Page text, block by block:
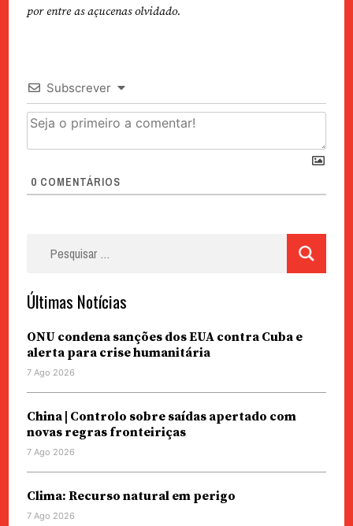
por entre as açucenas olvidado.
Subscrever
0 COMENTÁRIOS
Últimas Notícias
ONU condena sanções dos EUA contra Cuba e
alerta para crise humanitária
7 Ago 2026
China | Controlo sobre saídas apertado com
novas regras fronteiriças
7 Ago 2026
Clima: Recurso natural em perigo
7 Ago 2026